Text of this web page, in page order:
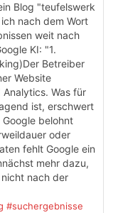
Blog "teufelswerk
nach dem Wort
weit nach
KI: "1.
Betreiber
Website
Was für
ist, erschwert
belohnt
oder
fehlt Google ein
mehr dazu,
nach der
#suchergebnisse